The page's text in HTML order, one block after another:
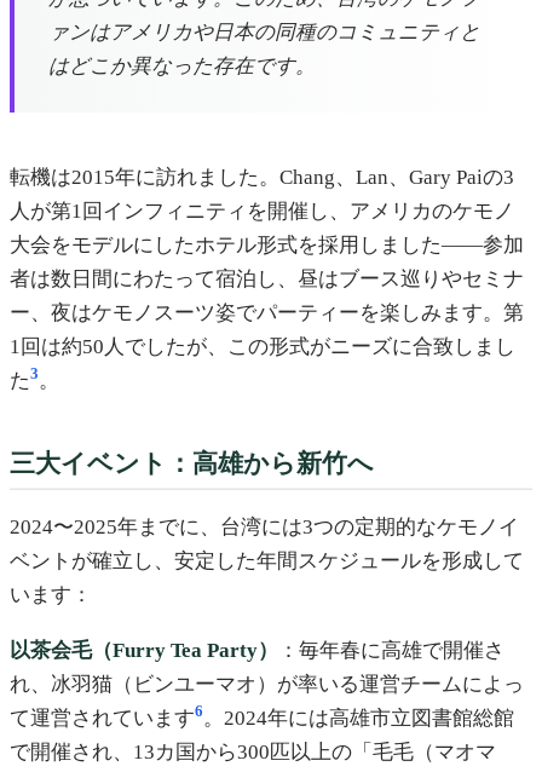
ァンはアメリカや日本の同種のコミュニティと
はどこか異なった存在です。
転機は2015年に訪れました。Chang、Lan、Gary Paiの3
人が第1回インフィニティを開催し、アメリカのケモノ
大会をモデルにしたホテル形式を採用しました——参加
者は数日間にわたって宿泊し、昼はブース巡りやセミナ
ー、夜はケモノスーツ姿でパーティーを楽しみます。第
1回は約50人でしたが、この形式がニーズに合致しまし
た3。
三大イベント：高雄から新竹へ
2024〜2025年までに、台湾には3つの定期的なケモノイ
ベントが確立し、安定した年間スケジュールを形成して
います：
以茶会毛（Furry Tea Party）
：毎年春に高雄で開催さ
れ、冰羽猫（ビンユーマオ）が率いる運営チームによっ
て運営されています6 。2024年には高雄市立図書館総館
で開催され、13カ国から300匹以上の「毛毛（マオマ